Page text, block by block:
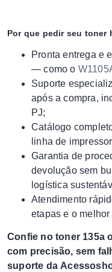
Por que pedir seu toner
Pronta entrega e
— como o
Suporte
após a compra,
PJ;
Catálogo
linha de
Garantia de
devolução sem
logística
Atendimento
etapas e o
Confie no toner 135a
com precisão, sem
suporte da